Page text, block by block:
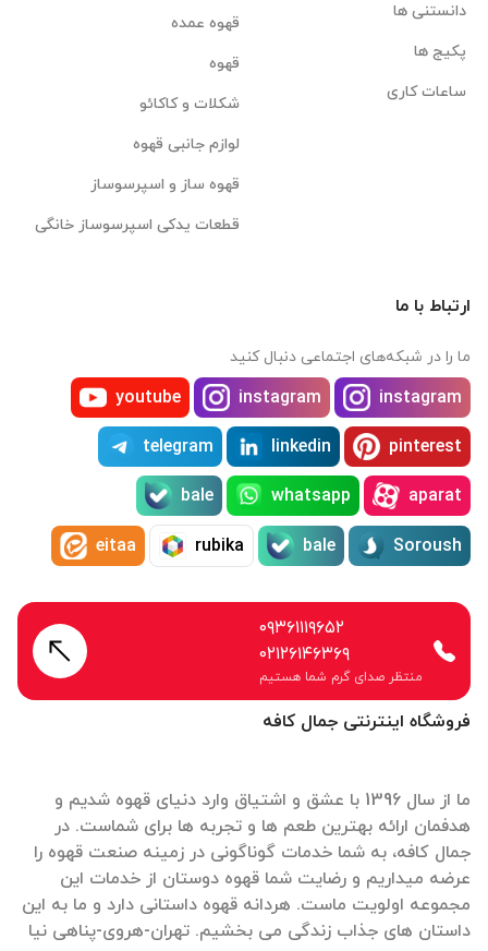
فروشگاه اینترنتی جمال کافه
ما از سال 1396 با عشق و اشتیاق وارد دنیای قهوه شدیم و
هدفمان ارائه بهترین طعم ها و تجربه ها برای شماست. در
جمال کافه، به شما خدمات گوناگونی در زمینه صنعت قهوه را
عرضه میداریم و رضایت شما قهوه دوستان از خدمات این
مجموعه اولویت ماست. هردانه قهوه داستانی دارد و ما به این
داستان های جذاب زندگی می بخشیم. تهران-هروی-پناهی نیا
دانستنی ها
پکیج ها
ساعات کاری
قهوه عمده
قهوه
شکلات و کاکائو
لوازم جانبی قهوه
قهوه ساز و اسپرسوساز
قطعات یدکی اسپرسوساز خانگی
ارتباط با ما
ما را در شبکه‌های اجتماعی دنبال کنید
instagram
instagram
youtube
pinterest
linkedin
telegram
aparat
whatsapp
bale
Soroush
bale
rubika
eitaa
۰۹۳۶۱۱۱۹۶۵۲
۰۲۱۲۶۱۴۶۳۶۹
منتظر صدای گرم شما هستیم